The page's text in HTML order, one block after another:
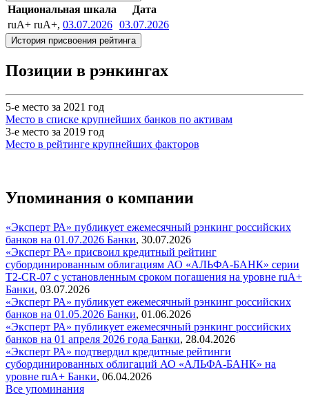
Национальная шкала
Дата
ruA+ ruA+, 03.07.2026 03.07.2026
История присвоения рейтинга
Позиции в рэнкингах
5-е место за 2021 год
Место в списке крупнейших банков по активам
3-е место за 2019 год
Место в рейтинге крупнейших факторов
Упоминания о компании
«Эксперт РА» публикует ежемесячный рэнкинг российских
банков на 01.07.2026 Банки, 30.07.2026
«Эксперт РА» присвоил кредитный рейтинг
субординированным облигациям АО «АЛЬФА-БАНК» серии
T2-CR-07 с установленным сроком погашения на уровне ruA+
Банки, 03.07.2026
«Эксперт РА» публикует ежемесячный рэнкинг российских
банков на 01.05.2026 Банки, 01.06.2026
«Эксперт РА» публикует ежемесячный рэнкинг российских
банков на 01 апреля 2026 года Банки, 28.04.2026
«Эксперт РА» подтвердил кредитные рейтинги
субординированных облигаций АО «АЛЬФА-БАНК» на
уровне ruA+ Банки, 06.04.2026
Все упоминания